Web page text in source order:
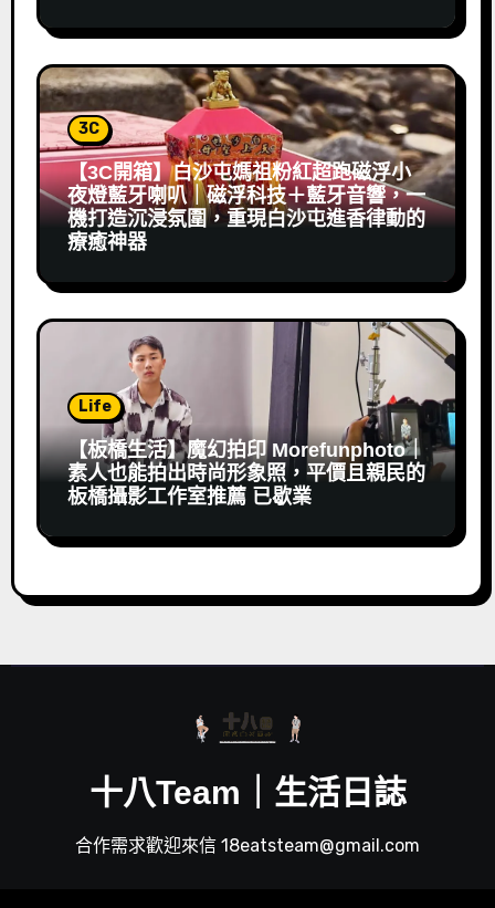
3C
【3C開箱】白沙屯媽祖粉紅超跑磁浮小
夜燈藍牙喇叭｜磁浮科技＋藍牙音響，一
機打造沉浸氛圍，重現白沙屯進香律動的
療癒神器
Life
【板橋生活】魔幻拍印 Morefunphoto｜
素人也能拍出時尚形象照，平價且親民的
板橋攝影工作室推薦 已歇業
十八Team｜生活日誌
合作需求歡迎來信 18eatsteam@gmail.com